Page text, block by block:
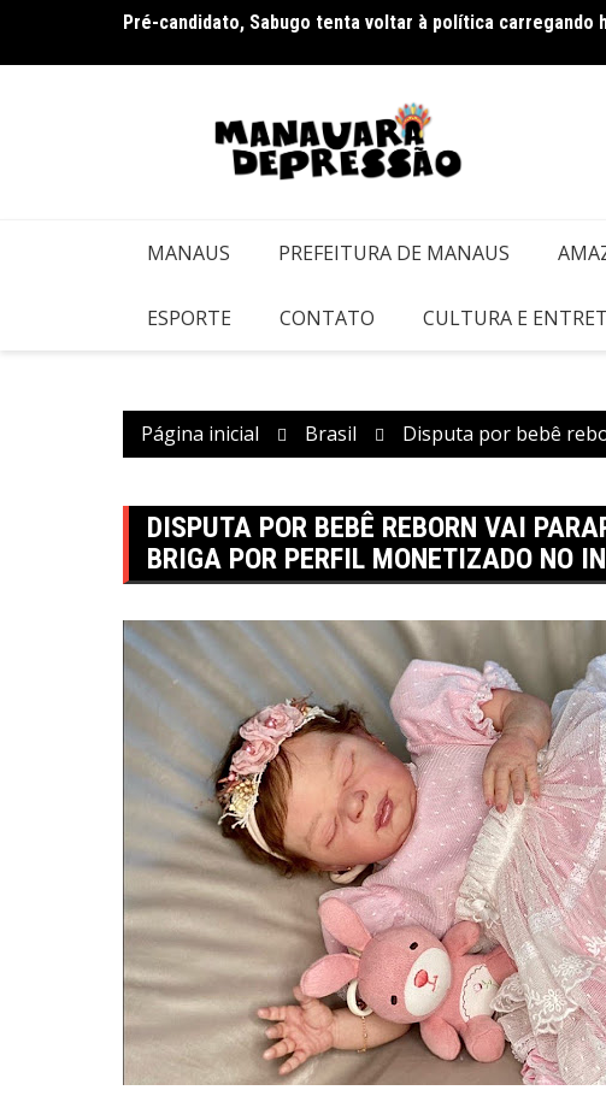
o
Pré-candidato, Sabugo tenta voltar à política
MANAUS PREFEITURA DE MANAUS
ESPORTE CONTATO CULTURA E
Página inicial Brasil Disputa por bebê
DISPUTA POR BEBÊ REBORN VAI
BRIGA POR PERFIL MONETIZADO NO